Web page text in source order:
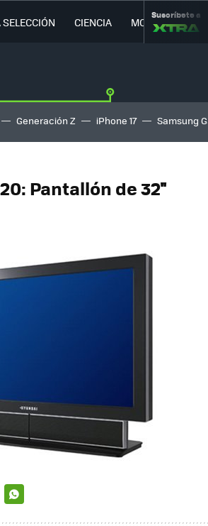
CIENCIA MOVILIDAD
Suscríbete a
Generación Z iPhone 17 Samsung
Pantallón de 32''